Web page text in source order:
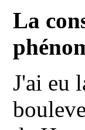
La
J'ai eu